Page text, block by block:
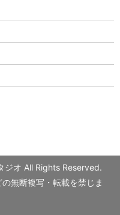
オ All Rights Reserved.
無断複写・転載を禁じま